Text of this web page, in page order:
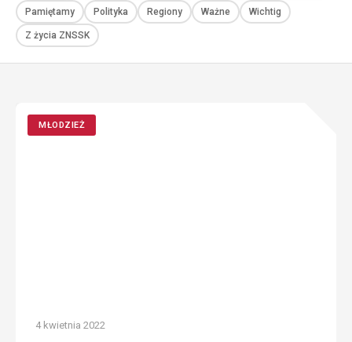
Pamiętamy Polityka Regiony Ważne Wichtig
Z życia ZNSSK
MŁODZIEŻ
4 kwietnia 2022